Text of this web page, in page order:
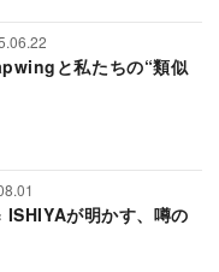
と私たちの“類似
が明かす、噂の